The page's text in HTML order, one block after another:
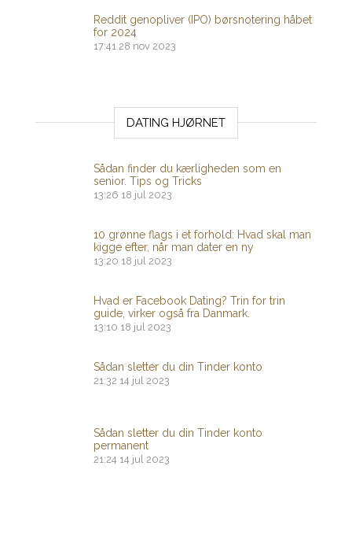
Reddit genopliver (IPO) børsnotering håbet
for 2024
17:41 28 nov 2023
DATING HJØRNET
Sådan finder du kærligheden som en
senior. Tips og Tricks
13:26 18 jul 2023
10 grønne flags i et forhold: Hvad skal man
kigge efter, når man dater en ny
13:20 18 jul 2023
Hvad er Facebook Dating? Trin for trin
guide, virker også fra Danmark.
13:10 18 jul 2023
Sådan sletter du din Tinder konto
21:32 14 jul 2023
Sådan sletter du din Tinder konto
permanent
21:24 14 jul 2023